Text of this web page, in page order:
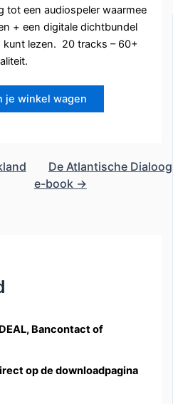
tot een audiospeler waarmee
+ een digitale dichtbundel
kunt lezen. 20 tracks – 60+
je winkel wagen
De Atlantische Dialoog
e-book →
Bancontact of
op de downloadpagina